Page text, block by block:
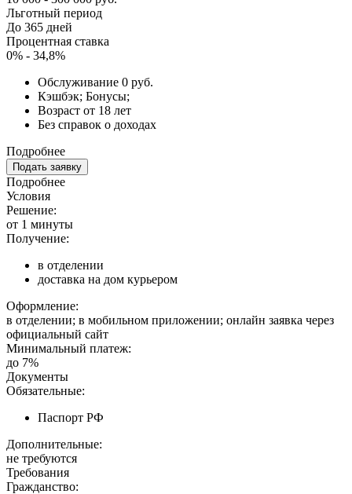
Льготный период
До 365 дней
Процентная ставка
0% - 34,8%
Обслуживание 0 руб.
Кэшбэк; Бонусы;
Возраст от 18 лет
Без справок о доходах
Подробнее
Подать заявку
Подробнее
Условия
Решение:
от 1 минуты
Получение:
в отделении
доставка на дом курьером
Оформление:
в отделении; в мобильном приложении; онлайн заявка через
официальный сайт
Минимальный платеж:
до 7%
Документы
Обязательные:
Паспорт РФ
Дополнительные:
не требуются
Требования
Гражданство: